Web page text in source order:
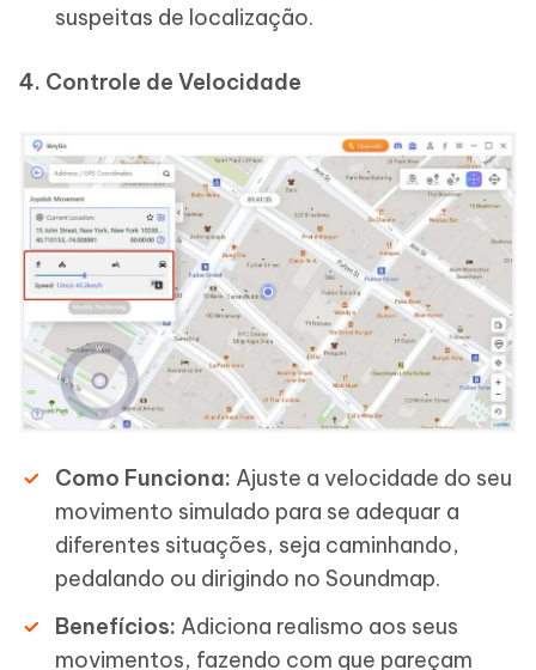
suspeitas de localização.
4. Controle de Velocidade
Como Funciona: Ajuste a velocidade do seu
movimento simulado para se adequar a
diferentes situações, seja caminhando,
pedalando ou dirigindo no Soundmap.
Benefícios: Adiciona realismo aos seus
movimentos, fazendo com que pareçam